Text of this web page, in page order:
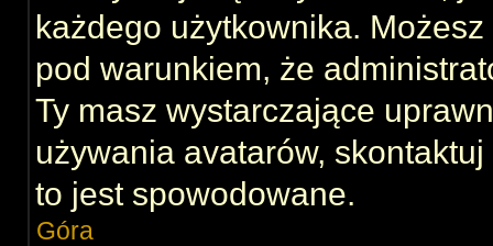
każdego użytkownika.
pod warunkiem, że
Ty masz wystarczające
używania avatarów,
to jest spowodowane.
Góra